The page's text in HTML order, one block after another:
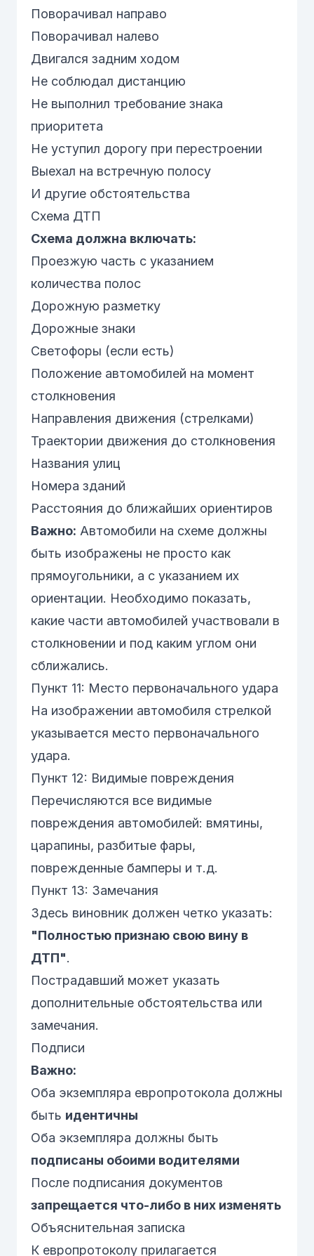
Поворачивал направо
Поворачивал налево
Двигался задним ходом
Не соблюдал дистанцию
Не выполнил требование знака
приоритета
Не уступил дорогу при перестроении
Выехал на встречную полосу
И другие обстоятельства
Схема ДТП
Схема должна включать:
Проезжую часть с указанием
количества полос
Дорожную разметку
Дорожные знаки
Светофоры (если есть)
Положение автомобилей на момент
столкновения
Направления движения (стрелками)
Траектории движения до столкновения
Названия улиц
Номера зданий
Расстояния до ближайших ориентиров
Важно: Автомобили на схеме должны
быть изображены не просто как
прямоугольники, а с указанием их
ориентации. Необходимо показать,
какие части автомобилей участвовали в
столкновении и под каким углом они
сближались.
Пункт 11: Место первоначального удара
На изображении автомобиля стрелкой
указывается место первоначального
удара.
Пункт 12: Видимые повреждения
Перечисляются все видимые
повреждения автомобилей: вмятины,
царапины, разбитые фары,
поврежденные бамперы и т.д.
Пункт 13: Замечания
Здесь виновник должен четко указать:
"Полностью признаю свою вину в
ДТП".
Пострадавший может указать
дополнительные обстоятельства или
замечания.
Подписи
Важно:
Оба экземпляра европротокола должны
быть идентичны
Оба экземпляра должны быть
подписаны обоими водителями
После подписания документов
запрещается что-либо в них изменять
Объяснительная записка
К европротоколу прилагается